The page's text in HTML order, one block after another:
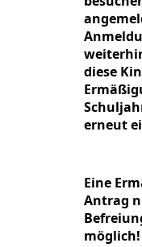
diese
erneut
Eine
Antrag
möglich!